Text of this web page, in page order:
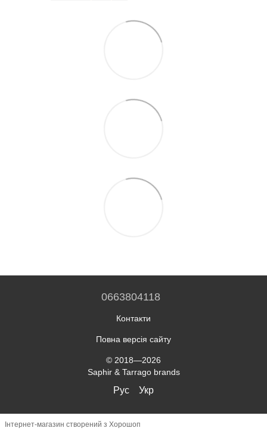
0663804118
Контакти
Повна версія сайту
© 2018—2026
Saphir & Tarrago brands
Рус Укр
Інтернет-магазин створений з Хорошоп